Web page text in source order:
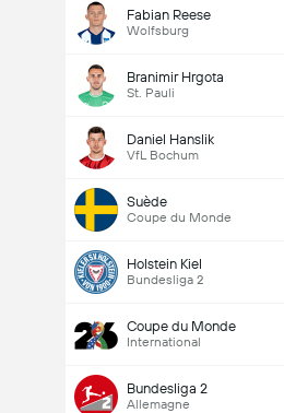
Fabian Reese
Wolfsburg
Branimir Hrgota
St. Pauli
Daniel Hanslik
VfL Bochum
Suède
Coupe du Monde
Holstein Kiel
Bundesliga 2
Coupe du Monde
International
Bundesliga 2
Allemagne